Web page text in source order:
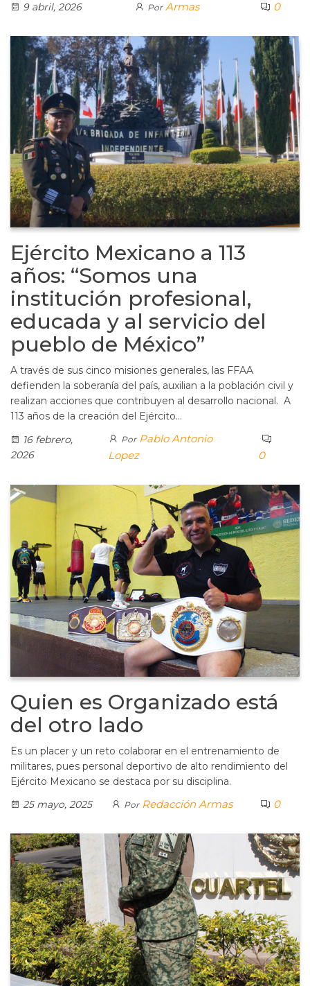
9 abril, 2026
Por Armas 0
Ejército Mexicano a 113
años: “Somos una
institución profesional,
educada y al servicio del
pueblo de México”
A través de sus cinco misiones generales, las FFAA
defienden la soberanía del país, auxilian a la población civil y
realizan acciones que contribuyen al desarrollo nacional. A
113 años de la creación del Ejército…
16 febrero,
2026
Por Pablo Antonio
Lopez
0
Quien es Organizado está
del otro lado
Es un placer y un reto colaborar en el entrenamiento de
militares, pues personal deportivo de alto rendimiento del
Ejército Mexicano se destaca por su disciplina.
25 mayo, 2025
Por Redacción Armas 0